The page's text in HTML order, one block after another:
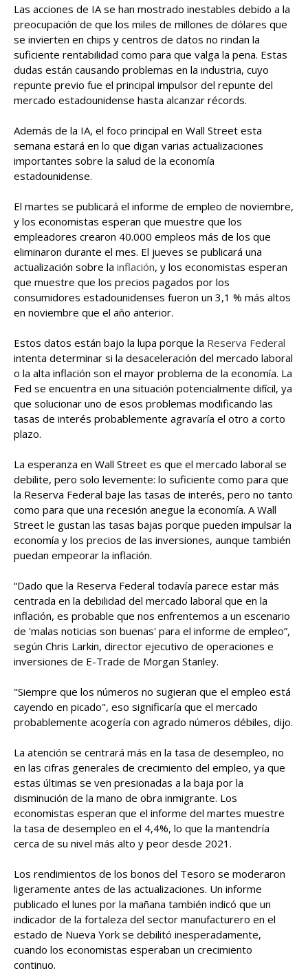
Las acciones de IA se han mostrado inestables debido a la
preocupación de que los miles de millones de dólares que
se invierten en chips y centros de datos no rindan la
suficiente rentabilidad como para que valga la pena. Estas
dudas están causando problemas en la industria, cuyo
repunte previo fue el principal impulsor del repunte del
mercado estadounidense hasta alcanzar récords.
Además de la IA, el foco principal en Wall Street esta
semana estará en lo que digan varias actualizaciones
importantes sobre la salud de la economía
estadounidense.
El martes se publicará el informe de empleo de noviembre,
y los economistas esperan que muestre que los
empleadores crearon 40.000 empleos más de los que
eliminaron durante el mes. El jueves se publicará una
actualización sobre la inflación, y los economistas esperan
que muestre que los precios pagados por los
consumidores estadounidenses fueron un 3,1 % más altos
en noviembre que el año anterior.
Estos datos están bajo la lupa porque la Reserva Federal
intenta determinar si la desaceleración del mercado laboral
o la alta inflación son el mayor problema de la economía. La
Fed se encuentra en una situación potencialmente difícil, ya
que solucionar uno de esos problemas modificando las
tasas de interés probablemente agravaría el otro a corto
plazo.
La esperanza en Wall Street es que el mercado laboral se
debilite, pero solo levemente: lo suficiente como para que
la Reserva Federal baje las tasas de interés, pero no tanto
como para que una recesión anegue la economía. A Wall
Street le gustan las tasas bajas porque pueden impulsar la
economía y los precios de las inversiones, aunque también
puedan empeorar la inflación.
“Dado que la Reserva Federal todavía parece estar más
centrada en la debilidad del mercado laboral que en la
inflación, es probable que nos enfrentemos a un escenario
de 'malas noticias son buenas' para el informe de empleo”,
según Chris Larkin, director ejecutivo de operaciones e
inversiones de E-Trade de Morgan Stanley.
"Siempre que los números no sugieran que el empleo está
cayendo en picado", eso significaría que el mercado
probablemente acogería con agrado números débiles, dijo.
La atención se centrará más en la tasa de desempleo, no
en las cifras generales de crecimiento del empleo, ya que
estas últimas se ven presionadas a la baja por la
disminución de la mano de obra inmigrante. Los
economistas esperan que el informe del martes muestre
la tasa de desempleo en el 4,4%, lo que la mantendría
cerca de su nivel más alto y peor desde 2021.
Los rendimientos de los bonos del Tesoro se moderaron
ligeramente antes de las actualizaciones. Un informe
publicado el lunes por la mañana también indicó que un
indicador de la fortaleza del sector manufacturero en el
estado de Nueva York se debilitó inesperadamente,
cuando los economistas esperaban un crecimiento
continuo.